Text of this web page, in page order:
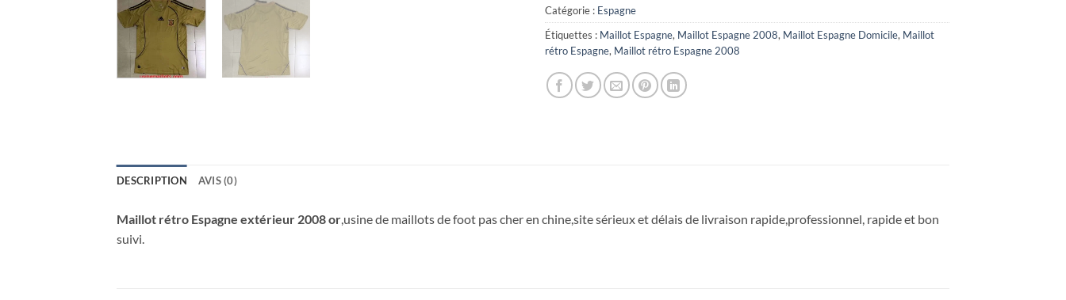
Catégorie : Espagne
Étiquettes : Maillot Espagne, Maillot Espagne 2008, Maillot Espagne Domicile, Maillot
rétro Espagne, Maillot rétro Espagne 2008
DESCRIPTION AVIS (0)
Maillot rétro Espagne extérieur 2008 or ,usine de maillots de foot pas cher en chine,site sérieux et délais de livraison rapide,professionnel, rapide et bon
suivi.